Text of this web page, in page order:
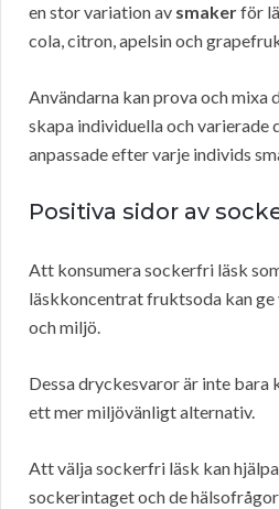
en stor variation av smakerför
cola, citron, apelsin och
Användarna kan prova och mixa
skapa individuella och varierade
anpassade efter varje individs
Positiva sidor av
Att konsumera sockerfri läsk
läskkoncentrat fruktsoda kan ge
och miljö.
Dessa dryckesvaror är inte bara
ett mer miljövänligt alternativ.
Att välja sockerfri läsk kan
sockerintaget och de